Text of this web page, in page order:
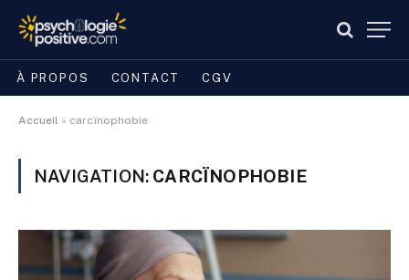
À PROPOS CONTACT CGV
Accueil » carcïnophobie
NAVIGATION: CARCÏNOPHOBIE